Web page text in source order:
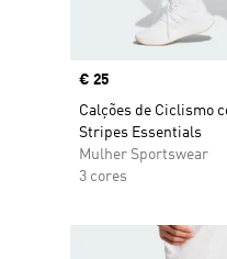
Price
€ 25
Calções de Ciclismo
Stripes Essentials
Mulher Sportswear
3 cores